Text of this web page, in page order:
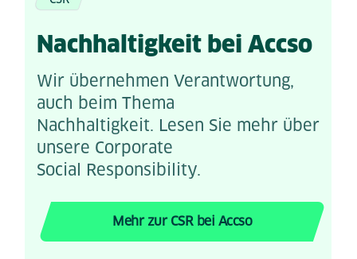
Nachhaltigkeit bei Accso
Wir übernehmen Verantwortung,
auch beim Thema
Nachhaltigkeit. Lesen Sie mehr über
unsere Corporate
Social Responsibility.
Mehr zur CSR bei Accso